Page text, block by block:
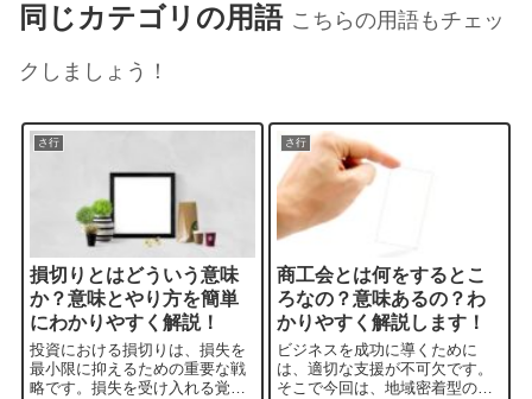
同じカテゴリの用語 こちらの用語もチェッ
クしましょう！
さ行
損切りとはどういう意味
か？意味とやり方を簡単
にわかりやすく解説！
投資における損切りは、損失を
最小限に抑えるための重要な戦
略です。損失を受け入れる覚悟
さ行
商工会とは何をするとこ
ろなの？意味あるの？わ
かりやすく解説します！
ビジネスを成功に導くために
は、適切な支援が不可欠です。
そこで今回は、地域密着型の支